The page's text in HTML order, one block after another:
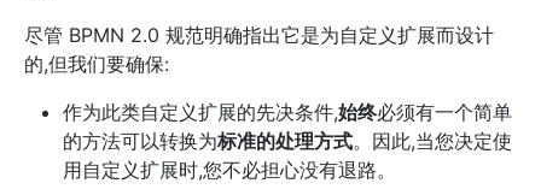
尽管 BPMN 2.0 规范明确指出它是为自定义扩展而设计
的,但我们要确保:
作为此类自定义扩展的先决条件,始终必须有一个简单
的方法可以转换为标准的处理方式。因此,当您决定使
用自定义扩展时,您不必担心没有退路。